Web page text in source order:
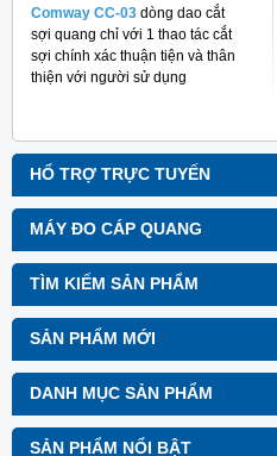
HỔ TRỢ TRỰC TUYẾN
MÁY ĐO CÁP QUANG
TÌM KIẾM SẢN PHẨM
SẢN PHẨM MỚI
DANH MỤC SẢN PHẨM
SẢN PHẨM NỔI BẬT
Comway CC-03 dòng dao cắt
sợi quang chỉ với 1 thao tác cắt
sợi chính xác thuận tiện và thân
thiện với người sử dụng